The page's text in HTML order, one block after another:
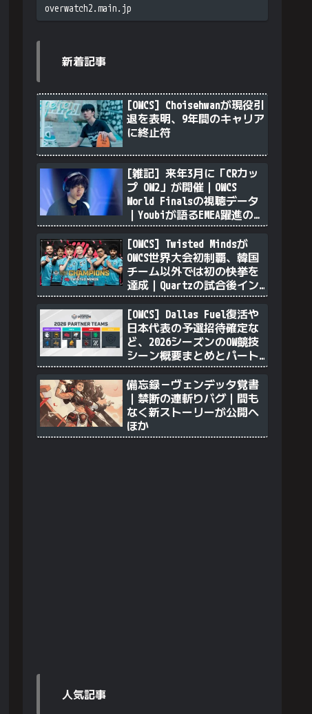
overwatch2.main.jp
新着記事
[OWCS] Choisehwanが現役引
退を表明、9年間のキャリア
に終止符
[雑記] 来年3月に「CRカッ
プ OW2」が開催｜OWCS
World Finalsの視聴データ
｜Youbiが語るEMEA躍進の理
由｜透明ソンブラを無力化
するヴェンデッタ｜Stalk3r
が久々のツィート ほか
[OWCS] Twisted Mindsが
OWCS世界大会初制覇、韓国
チーム以外では初の快挙を
達成｜Quartzの試合後イン
タビュー
[OWCS] Dallas Fuel復活や
日本代表の予選招待確定な
ど、2026シーズンのOW競技
シーン概要まとめとパート
ナーチム選定について
備忘録－ヴェンデッタ覚書
｜禁断の連斬りバグ｜間も
なく新ストーリーが公開へ
ほか
人気記事